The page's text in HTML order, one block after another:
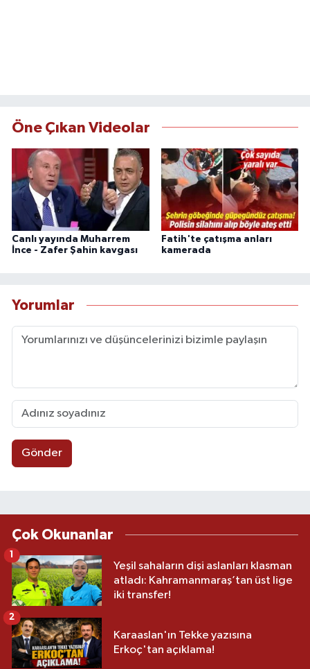
Öne Çıkan Videolar
Canlı yayında Muharrem
İnce - Zafer Şahin kavgası
Fatih'te çatışma anları
kamerada
Yorumlar
Gönder
Çok Okunanlar
Yeşil sahaların dişi aslanları klasman
atladı: Kahramanmaraş’tan üst lige
iki transfer!
1
Karaaslan'ın Tekke yazısına
Erkoç'tan açıklama!
2